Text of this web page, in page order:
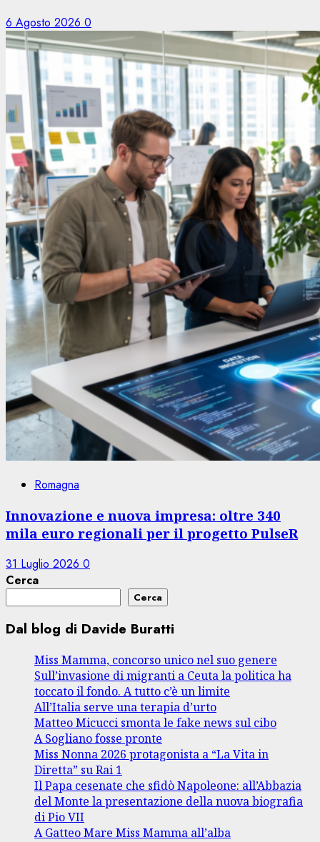
6 Agosto 2026 0
Romagna
Innovazione e nuova impresa: oltre 340
mila euro regionali per il progetto PulseR
31 Luglio 2026 0
Cerca
Cerca
Dal blog di Davide Buratti
Miss Mamma, concorso unico nel suo genere
Sull’invasione di migranti a Ceuta la politica ha
toccato il fondo. A tutto c’è un limite
All’Italia serve una terapia d’urto
Matteo Micucci smonta le fake news sul cibo
A Sogliano fosse pronte
Miss Nonna 2026 protagonista a “La Vita in
Diretta” su Rai 1
Il Papa cesenate che sfidò Napoleone: all’Abbazia
del Monte la presentazione della nuova biografia
di Pio VII
A Gatteo Mare Miss Mamma all’alba